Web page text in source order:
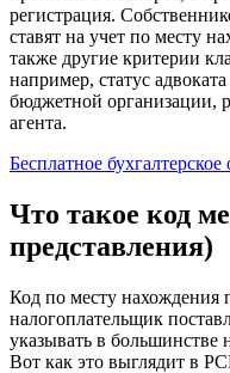
регистрация.
ставят на учет по месту
также другие критерии
например, статус
бюджетной организации,
агента.
Бесплатное
Что такое код
представления)
Код по месту нахождения
налогоплательщик
указывать в большинстве
Вот как это выглядит в